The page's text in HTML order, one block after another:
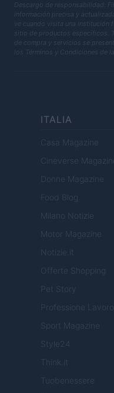
Descargo de responsabilidad:
información precisa y
ve cuando visita una institución
sitio de productos específicos.
de compra y servicios se
los Términos y Condiciones de
ITALIA
Casa Magazine
Cineverse
Donne Magazine
Food Blog
Milano Notizie
Motor Magazine
Notizie.it
Offerte Shopping
Pet Story
Professione Lavoro
Sport Magazine
Style24
Think.it
Tuobenessere